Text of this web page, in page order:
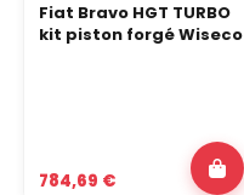
Fiat Bravo HGT TURBO
kit piston forgé Wiseco
784,69 €